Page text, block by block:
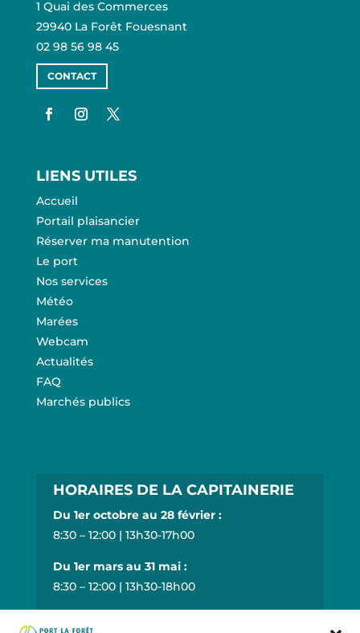
1 Quai des Commerces
29940 La Forêt Fouesnant
02 98 56 98 45
CONTACT
LIENS UTILES
Accueil
Portail plaisancier
Réserver ma manutention
Le port
Nos services
Météo
Marées
Webcam
Actualités
FAQ
Marchés publics
HORAIRES DE LA CAPITAINERIE
Du 1er octobre au 28 février :
8:30 – 12:00 | 13h30-17h00
Du 1er mars au 31 mai :
8:30 – 12:00 | 13h30-18h00